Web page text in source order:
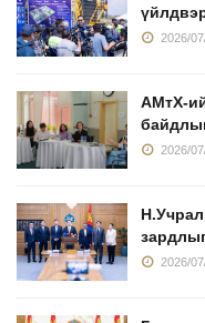
2026/
АМтХ-
2026/
2026/